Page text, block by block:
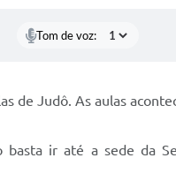
Tom de voz:
de Judô. As aulas
ir até a sede da